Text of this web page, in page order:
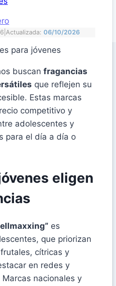
Actualizada: 06/10/2026
buscan fragancias
que reflejen su
Estas marcas
competitivo y
adolescentes y
para el día a día o
eligen
es
que priorizan
cítricas y
en redes y
nacionales y